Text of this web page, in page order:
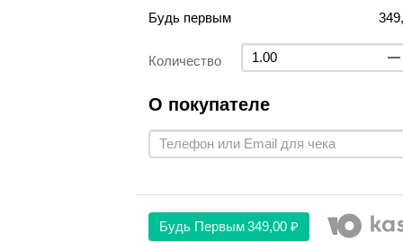
Будь первым
Количество
О покупателе
Будь Первым349,00 ₽